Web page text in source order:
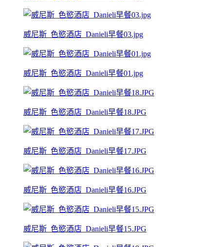
威尼斯_色慾酒店_Danieli早餐03.jpg
威尼斯_色慾酒店_Danieli早餐01.jpg
威尼斯_色慾酒店_Danieli早餐18.JPG
威尼斯_色慾酒店_Danieli早餐17.JPG
威尼斯_色慾酒店_Danieli早餐16.JPG
威尼斯_色慾酒店_Danieli早餐15.JPG